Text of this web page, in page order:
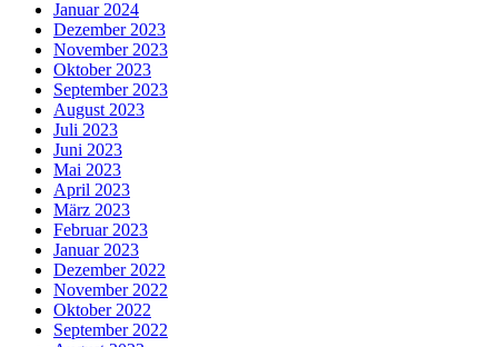
Januar 2024
Dezember 2023
November 2023
Oktober 2023
September 2023
August 2023
Juli 2023
Juni 2023
Mai 2023
April 2023
März 2023
Februar 2023
Januar 2023
Dezember 2022
November 2022
Oktober 2022
September 2022